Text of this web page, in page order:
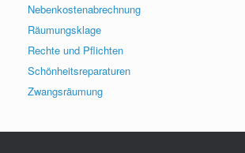
Nebenkostenabrechnung
Räumungsklage
Rechte und Pflichten
Schönheitsreparaturen
Zwangsräumung